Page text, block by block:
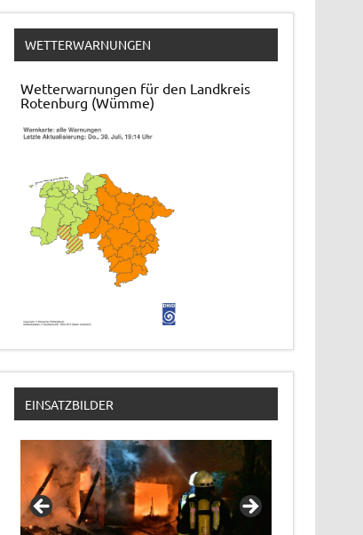
WETTERWARNUNGEN
Wetterwarnungen für den Landkreis
Rotenburg (Wümme)
EINSATZBILDER